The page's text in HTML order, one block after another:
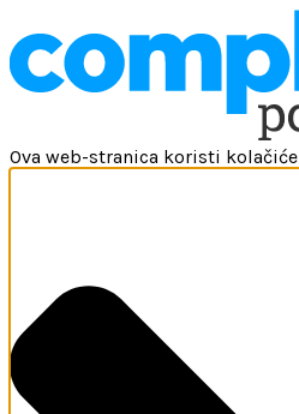
Ova web-stranica koristi kolačiće